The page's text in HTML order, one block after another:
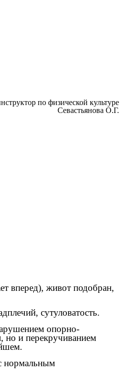
по физической культуре
Севастьянова О.Г.
вперед), живот подобран,
сутуловатость.
опорно-
но и перекручиванием
нормальным